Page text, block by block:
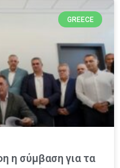
GREECE
η σύμβαση για τα